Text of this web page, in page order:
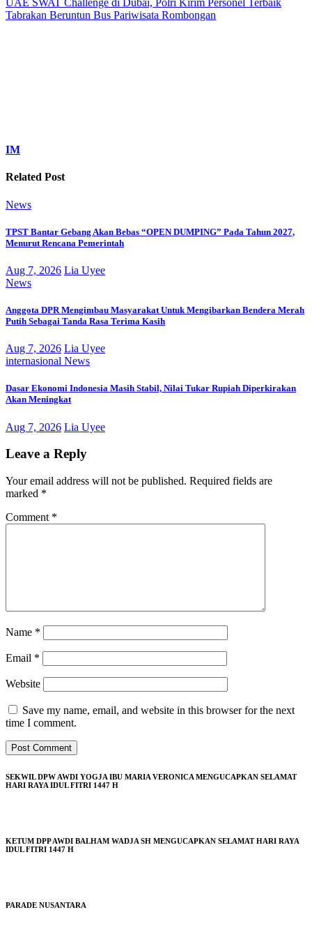
Tabrakan Beruntun Bus Pariwisata Rombongan
IM
Related Post
News
TPST Bantar Gebang Akan Bebas “OPEN DUMPING” Pada Tahun 2027,
Menurut Rencana Pemerintah
Aug 7, 2026 Lia Uyee
News
Anggota DPR Mengimbau Masyarakat Untuk Mengibarkan Bendera Merah
Putih Sebagai Tanda Rasa Terima Kasih
Aug 7, 2026 Lia Uyee
internasional News
Dasar Ekonomi Indonesia Masih Stabil, Nilai Tukar Rupiah Diperkirakan
Akan Meningkat
Aug 7, 2026 Lia Uyee
Leave a Reply
Your email address will not be published. Required fields are
marked *
Comment *
Name *
Email *
Website
Save my name, email, and website in this browser for the next
time I comment.
SEKWIL DPW AWDI YOGJA IBU MARIA VERONICA MENGUCAPKAN SELAMAT
HARI RAYA IDUL FITRI 1447 H
KETUM DPP AWDI BALHAM WADJA SH MENGUCAPKAN SELAMAT HARI RAYA
IDUL FITRI 1447 H
PARADE NUSANTARA